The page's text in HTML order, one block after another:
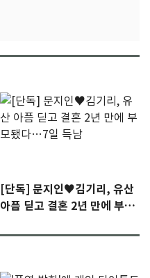
[단독] 문지인♥김기리, 유산
아픔 딛고 결혼 2년 만에 부모